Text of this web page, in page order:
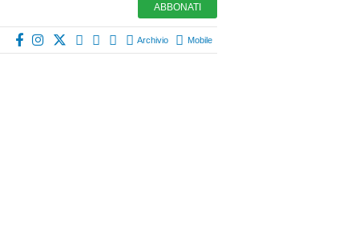
ABBONATI
Archivio Mobile